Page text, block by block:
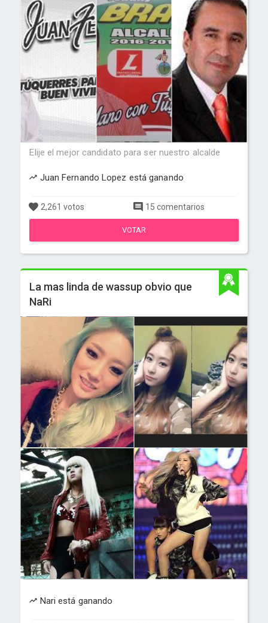
Elije el mejor candidato para ser nuestro alcalde
Juan Fernando Lopez está ganando
2,261 votos 15 comentarios
VOTAR
La mas linda de wassup obvio que
NaRi
Nari está ganando